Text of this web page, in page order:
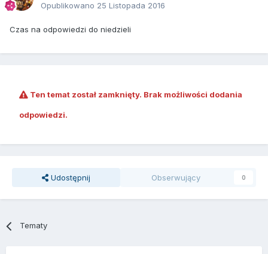
Opublikowano 25 Listopada 2016
Czas na odpowiedzi do niedzieli
Ten temat został zamknięty. Brak możliwości dodania
odpowiedzi.
Udostępnij Obserwujący 0
Tematy